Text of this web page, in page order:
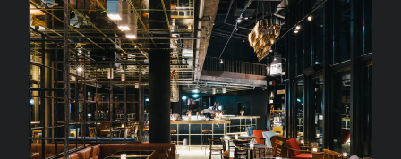
23
HOTELS
MIT
EINER
SKALIERBAREN
IT
WACHSEN